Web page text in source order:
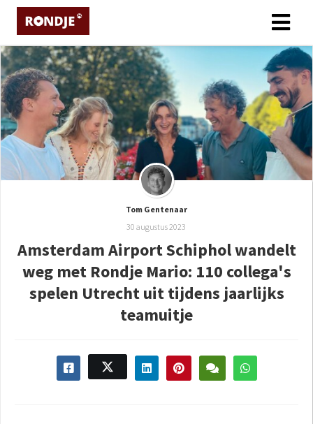
Tom Gentenaar
30 augustus 2023
Amsterdam Airport Schiphol wandelt
weg met Rondje Mario: 110 collega's
spelen Utrecht uit tijdens jaarlijks
teamuitje
policy
Ze
gebruikt
deze